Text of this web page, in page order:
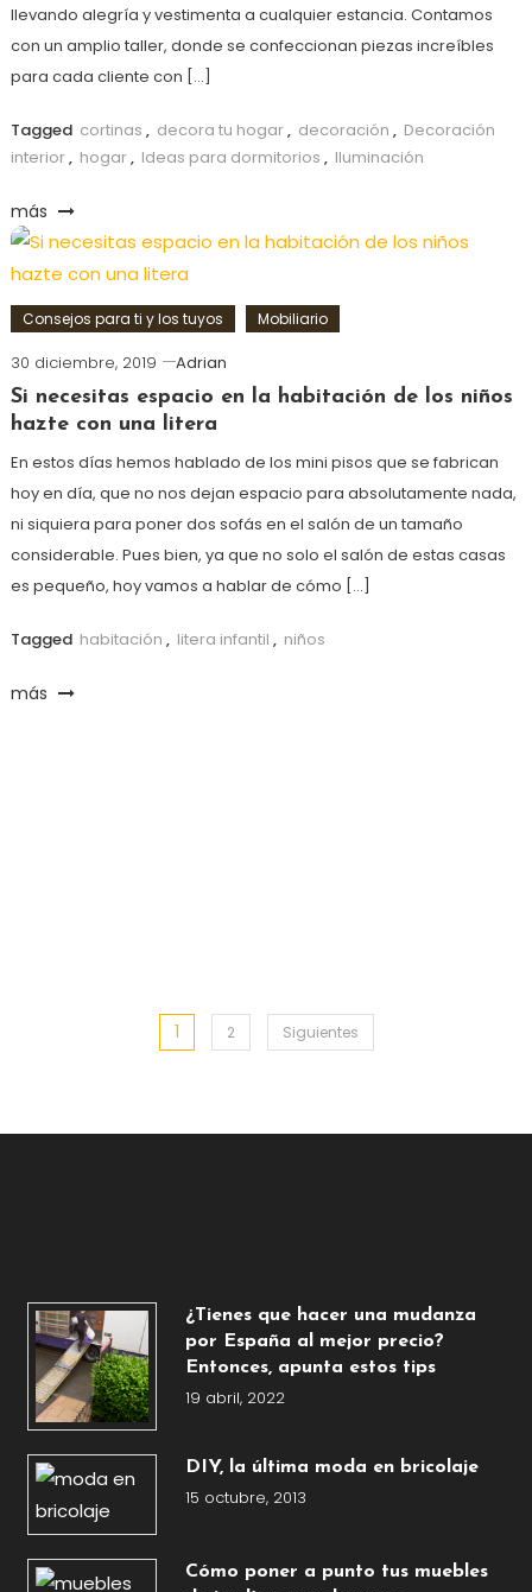
llevando alegría y vestimenta a cualquier estancia. Contamos
con un amplio taller, donde se confeccionan piezas increíbles
para cada cliente con […]
Tagged cortinas , decora tu hogar, decoración , Decoración
interior, hogar, Ideas para dormitorios , Iluminación
más
Consejos para ti y los tuyos Mobiliario
30 diciembre, 2019
Adrian
Si necesitas espacio en la habitación de los niños
hazte con una litera
En estos días hemos hablado de los mini pisos que se fabrican
hoy en día, que no nos dejan espacio para absolutamente nada,
ni siquiera para poner dos sofás en el salón de un tamaño
considerable. Pues bien, ya que no solo el salón de estas casas
es pequeño, hoy vamos a hablar de cómo […]
Tagged habitación , litera infantil , niños
más
Paginación
entradas
1 2 Siguientes
¿Tienes que hacer una mudanza
por España al mejor precio?
Entonces, apunta estos tips
19 abril, 2022
DIY, la última moda en bricolaje
15 octubre, 2013
Cómo poner a punto tus muebles